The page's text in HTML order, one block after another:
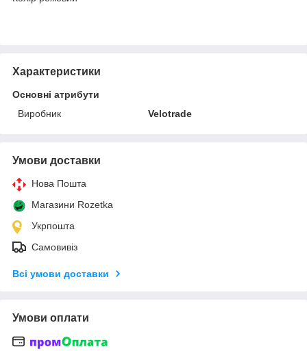
Характеристики
Основні атрибути
Виробник
Velotrade
Умови доставки
Нова Пошта
Магазини Rozetka
Укрпошта
Самовивіз
Всі умови доставки
Умови оплати